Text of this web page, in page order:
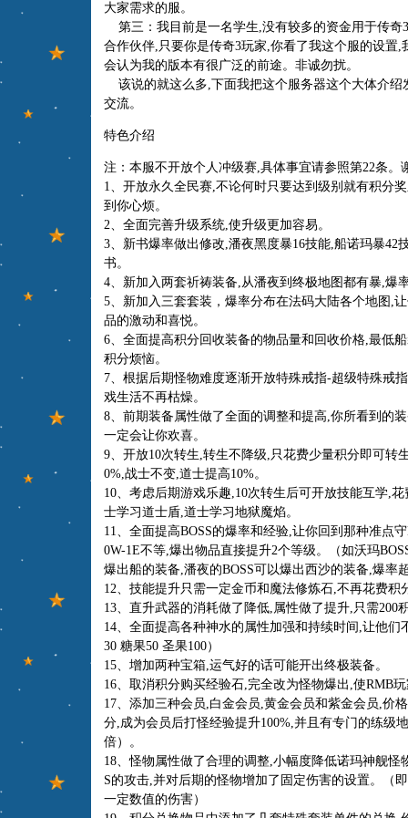
大家需求的服。
第三：我目前是一名学生,没有较多的资金用于传奇
合作伙伴,只要你是传奇3玩家,你看了我这个服的设置
会认为我的版本有很广泛的前途。非诚勿扰。
该说的就这么多,下面我把这个服务器这个大体介绍
交流。
特色介绍
注：本服不开放个人冲级赛,具体事宜请参照第22条。
1、开放永久全民赛,不论何时只要达到级别就有积分
到你心烦。
2、全面完善升级系统,使升级更加容易。
3、新书爆率做出修改,潘夜黑度暴16技能,船诺玛暴42
书。
4、新加入两套祈祷装备,从潘夜到终极地图都有暴,爆
5、新加入三套套装，爆率分布在法码大陆各个地图,
品的激动和喜悦。
6、全面提高积分回收装备的物品量和回收价格,最低
积分烦恼。
7、根据后期怪物难度逐渐开放特殊戒指-超级特殊戒
戏生活不再枯燥。
8、前期装备属性做了全面的调整和提高,你所看到的
一定会让你欢喜。
9、开放10次转生,转生不降级,只花费少量积分即可转
0%,战士不变,道士提高10%。
10、考虑后期游戏乐趣,10次转生后可开放技能互学,
士学习道士盾,道士学习地狱魔焰。
11、全面提高BOSS的爆率和经验,让你回到那种准点
0W-1E不等,爆出物品直接提升2个等级。（如沃玛
爆出船的装备,潘夜的BOSS可以爆出西沙的装备,爆率
12、技能提升只需一定金币和魔法修炼石,不再花费积
13、直升武器的消耗做了降低,属性做了提升,只需200
14、全面提高各种神水的属性加强和持续时间,让他们
30 糖果50 圣果100）
15、增加两种宝箱,运气好的话可能开出终极装备。
16、取消积分购买经验石,完全改为怪物爆出,使RMB
17、添加三种会员,白金会员,黄金会员和紫金会员,价
分,成为会员后打怪经验提升100%,并且有专门的练级
倍）。
18、怪物属性做了合理的调整,小幅度降低诺玛神舰怪
S的攻击,并对后期的怪物增加了固定伤害的设置。（
一定数值的伤害）